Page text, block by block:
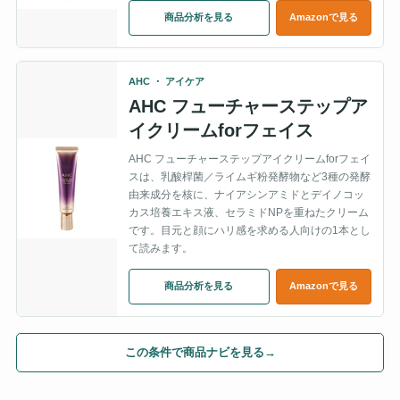
商品分析を見る Amazonで見る
AHC ・ アイケア
AHC フューチャーステップア
イクリームforフェイス
AHC フューチャーステップアイクリームforフェイ
スは、乳酸桿菌／ライムギ粉発酵物など3種の発酵
由来成分を核に、ナイアシンアミドとデイノコッ
カス培養エキス液、セラミドNPを重ねたクリーム
です。目元と顔にハリ感を求める人向けの1本とし
て読みます。
商品分析を見る Amazonで見る
この条件で商品ナビを見る →